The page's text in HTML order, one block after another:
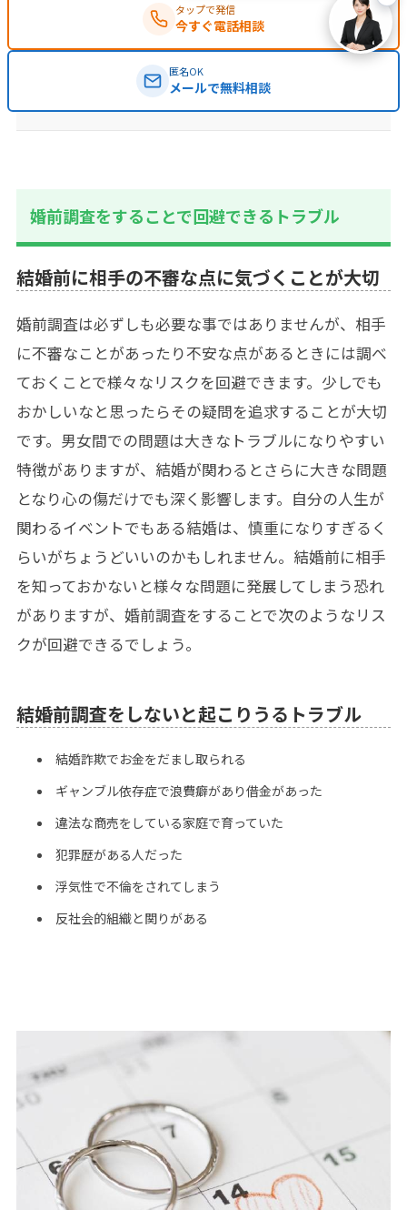
タップで発信
今すぐ電話相談
匿名OK
メールで無料相談
婚前調査をすることで回避できるトラブル
結婚前に相手の不審な点に気づくことが大切
婚前調査は必ずしも必要な事ではありませんが、相手
に不審なことがあったり不安な点があるときには調べ
ておくことで様々なリスクを回避できます。少しでも
おかしいなと思ったらその疑問を追求することが大切
です。男女間での問題は大きなトラブルになりやすい
特徴がありますが、結婚が関わるとさらに大きな問題
となり心の傷だけでも深く影響します。自分の人生が
関わるイベントでもある結婚は、慎重になりすぎるく
らいがちょうどいいのかもしれません。結婚前に相手
を知っておかないと様々な問題に発展してしまう恐れ
がありますが、婚前調査をすることで次のようなリス
クが回避できるでしょう。
結婚前調査をしないと起こりうるトラブル
結婚詐欺でお金をだまし取られる
ギャンブル依存症で浪費癖があり借金があった
違法な商売をしている家庭で育っていた
犯罪歴がある人だった
浮気性で不倫をされてしまう
反社会的組織と関りがある